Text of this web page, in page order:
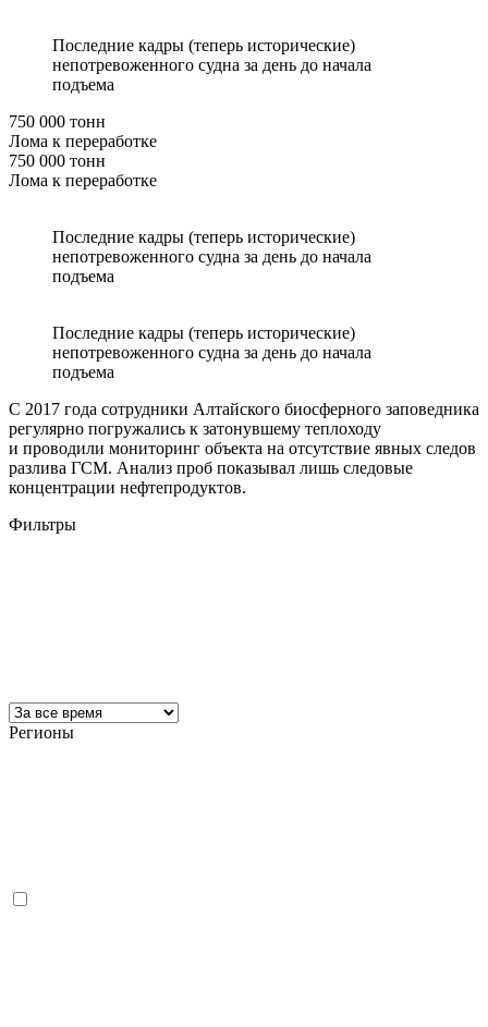
Последние кадры (теперь исторические)
непотревоженного судна за день до начала
подъема
750 000 тонн
Лома к переработке
750 000 тонн
Лома к переработке
Последние кадры (теперь исторические)
непотревоженного судна за день до начала
подъема
Последние кадры (теперь исторические)
непотревоженного судна за день до начала
подъема
С 2017 года сотрудники Алтайского биосферного заповедника
регулярно погружались к затонувшему теплоходу
и проводили мониторинг объекта на отсутствие явных следов
разлива ГСМ. Анализ проб показывал лишь следовые
концентрации нефтепродуктов.
Фильтры
Регионы